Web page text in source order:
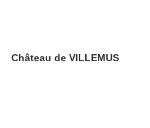
Château de VILLEMUS